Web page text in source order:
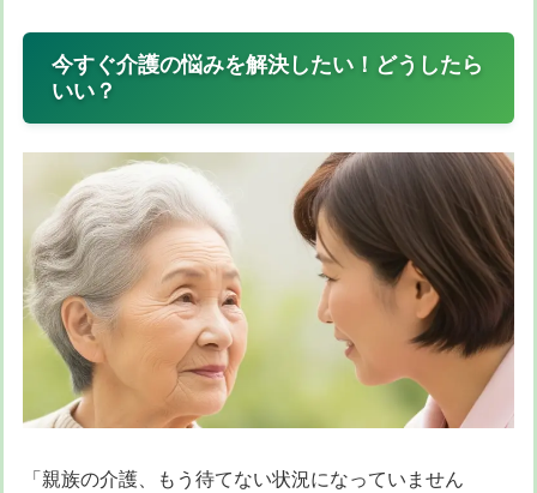
今すぐ介護の悩みを解決したい！どうしたら
いい？
「親族の介護、もう待てない状況になっていません